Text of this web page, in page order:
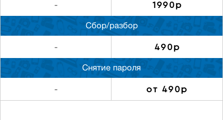
- 1990р
Сбор/разбор
- 490р
Снятие пароля
- от 490р